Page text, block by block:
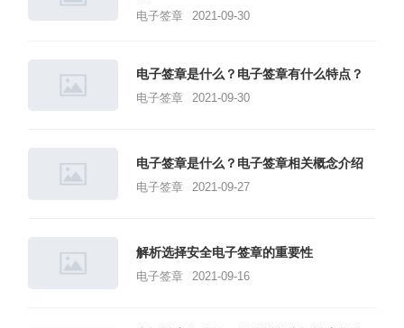
电子签章 2021-09-30
电子签章是什么？电子签章有什么特点？
电子签章 2021-09-30
电子签章是什么？电子签章相关概念介绍
电子签章 2021-09-27
解析选择安全电子签章的重要性
电子签章 2021-09-16